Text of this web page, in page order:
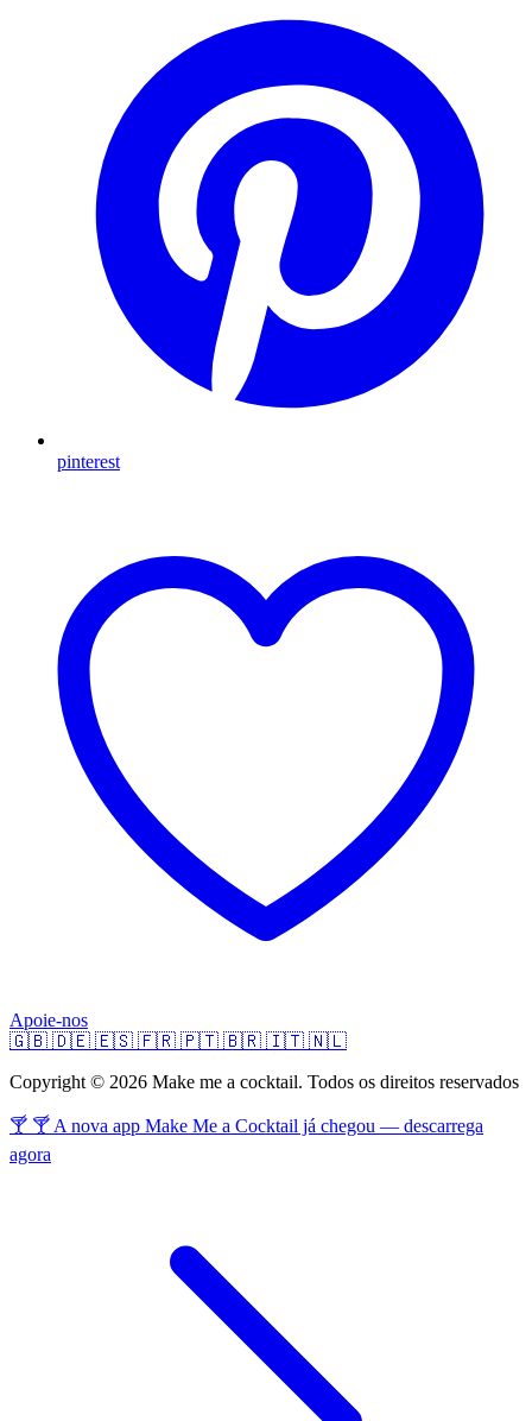
pinterest
Apoie-nos
🇬🇧 🇩🇪 🇪🇸 🇫🇷 🇵🇹 🇧🇷 🇮🇹 🇳🇱
Copyright © 2026 Make me a cocktail. Todos os direitos reservados
🍸 🍸 A nova app Make Me a Cocktail já chegou — descarrega
agora